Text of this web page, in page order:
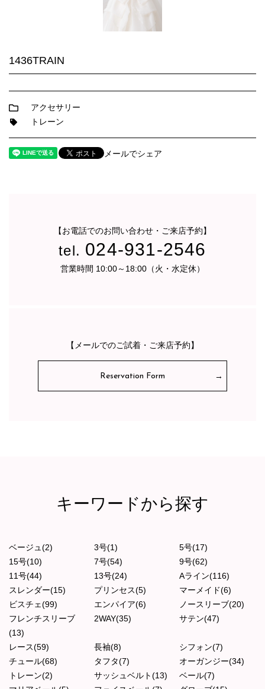
1436TRAIN
アクセサリー
トレーン
メールでシェア
【お電話でのお問い合わせ・ご来店予約】
tel. 024-931-2546
営業時間 10:00～18:00（火・水定休）
【メールでのご試着・ご来店予約】
Reservation Form
キーワードから探す
ベージュ(2) 3号(1)
5号(17)
15号(10)
7号(54)
9号(62)
11号(44)
13号(24)
Aライン(116)
スレンダー(15)
プリンセス(5)
マーメイド(6)
ビスチェ(99)
エンパイア(6)
ノースリーブ(20)
フレンチスリーブ
(13)
2WAY(35) サテン(47)
レース(59) 長袖(8)
シフォン(7)
チュール(68)
タフタ(7)
オーガンジー(34)
トレーン(2)
サッシュベルト(13)
ベール(7)